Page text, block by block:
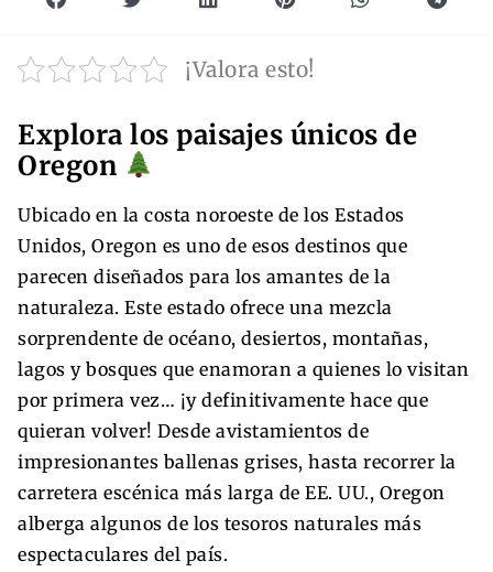
¡Valora esto!
Explora los paisajes únicos de
Oregon
Ubicado en la costa noroeste de los Estados
Unidos, Oregon es uno de esos destinos que
parecen diseñados para los amantes de la
naturaleza. Este estado ofrece una mezcla
sorprendente de océano, desiertos, montañas,
lagos y bosques que enamoran a quienes lo visitan
por primera vez… ¡y definitivamente hace que
quieran volver! Desde avistamientos de
impresionantes ballenas grises, hasta recorrer la
carretera escénica más larga de EE. UU., Oregon
alberga algunos de los tesoros naturales más
espectaculares del país.